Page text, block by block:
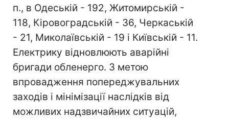
п., в Одеській - 192, Житомирській -
118, Кіровоградській - 36, Черкаській
- 21, Миколаївській - 19 і Київській - 11.
Електрику відновлюють аварійні
бригади обленерго. З метою
впровадження попереджувальних
заходів і мінімізації наслідків від
можливих надзвичайних ситуацій,